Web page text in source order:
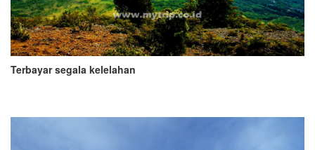
Terbayar segala kelelahan